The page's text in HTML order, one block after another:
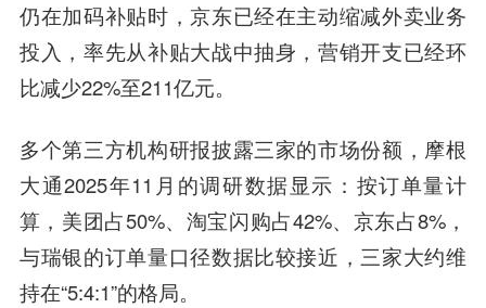
仍在加码补贴时，京东已经在主动缩减外卖业务
投入，率先从补贴大战中抽身，营销开支已经环
比减少22%至211亿元。
多个第三方机构研报披露三家的市场份额，摩根
大通2025年11月的调研数据显示：按订单量计
算，美团占50%、淘宝闪购占42%、京东占8%，
与瑞银的订单量口径数据比较接近，三家大约维
持在“5:4:1”的格局。